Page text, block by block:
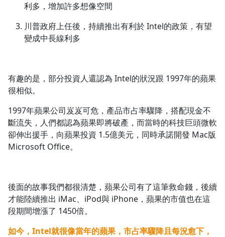
利多，增加許多想像空間
川普政府上任後，持續推出有利於 Intel的政策，有望
變成中長線利多
有趣的是，部分投資人還認為 Intel的狀況跟 1997年的蘋果
很相似。
1997年蘋果公司岌岌可危，產品市占率驟降，搭配現金不
斷流失，人們都認為蘋果即將破產，而當時的科技巨頭微軟
卻伸出援手，向蘋果投資 1.5億美元，同時承諾開發 Mac版
Microsoft Office。
後面的故事我們都很清楚，蘋果公司有了這筆救命錢，後續
才能陸續推出 iMac、iPod與 iPhone，蘋果的市值也在這
段期間增漲了 1450倍。
如今，Intel就很像當年的蘋果，市占率驟降且每況愈下，